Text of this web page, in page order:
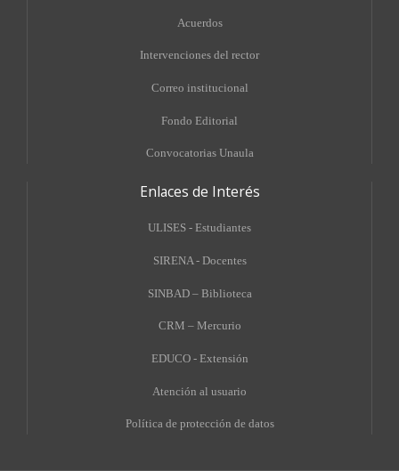
Acuerdos
Intervenciones del rector
Correo institucional
Fondo Editorial
Convocatorias Unaula
Enlaces de Interés
ULISES - Estudiantes
SIRENA - Docentes
SINBAD – Biblioteca
CRM – Mercurio
EDUCO - Extensión
Atención al usuario
Política de protección de datos